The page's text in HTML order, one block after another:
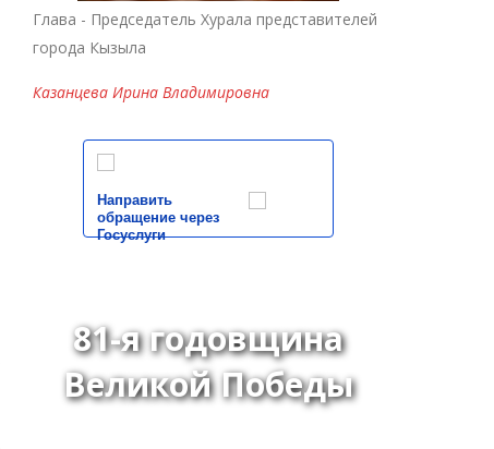
Глава - Председатель Хурала представителей
города Кызыла
Казанцева Ирина Владимировна
Направить
обращение через
Госуслуги
81-я годовщина
Великой Победы